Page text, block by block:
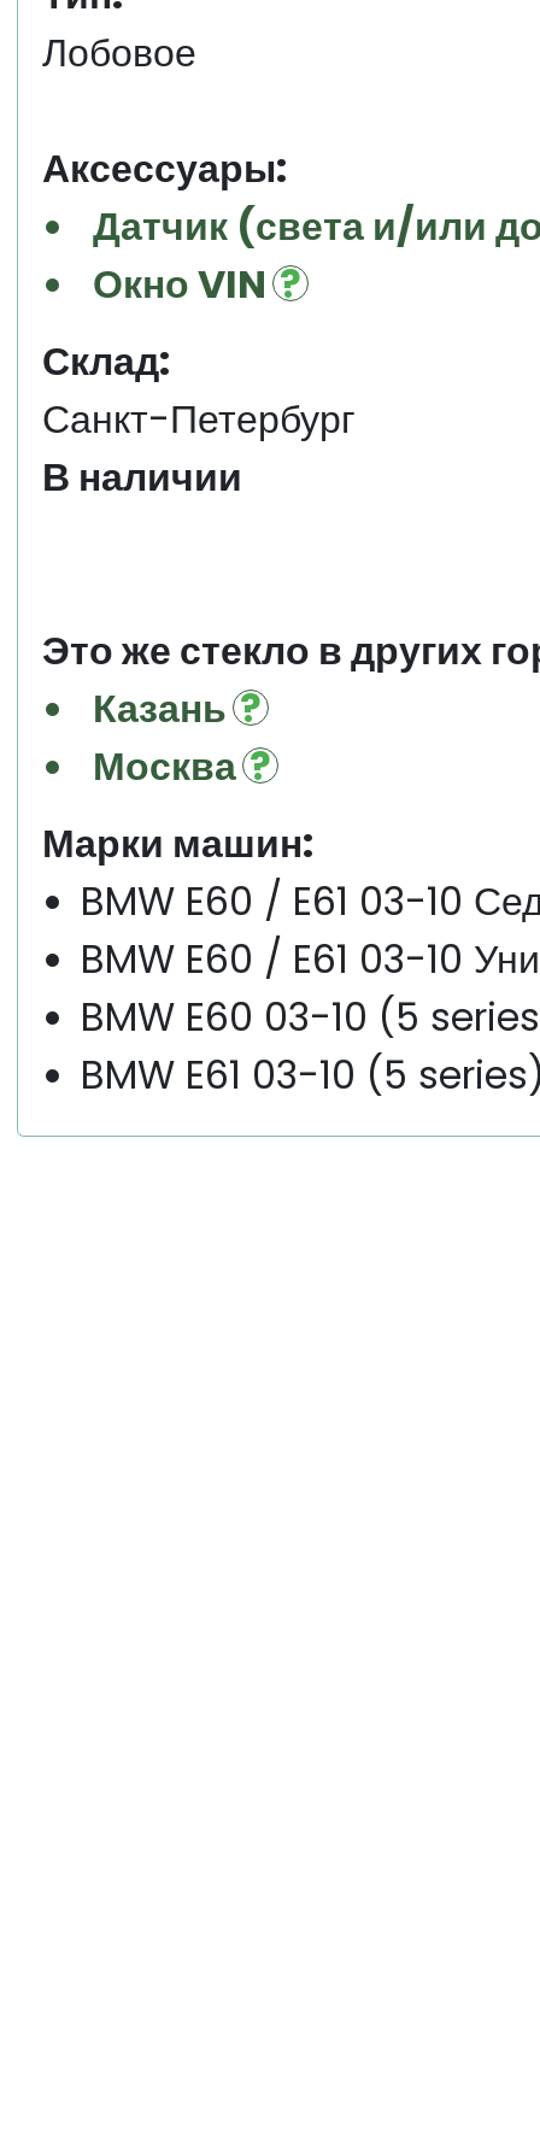
Лобовое
Аксессуары:
Датчик (света и/или
Окно VIN
Склад:
Санкт-Петербург
В наличии
Это же стекло в других
Казань
Москва
Марки машин:
BMW E60 / E61 03-10
BMW E60 / E61 03-10
BMW E60 03-10 (5
BMW E61 03-10 (5